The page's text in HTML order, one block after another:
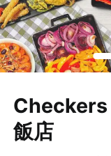
Checkers
飯店